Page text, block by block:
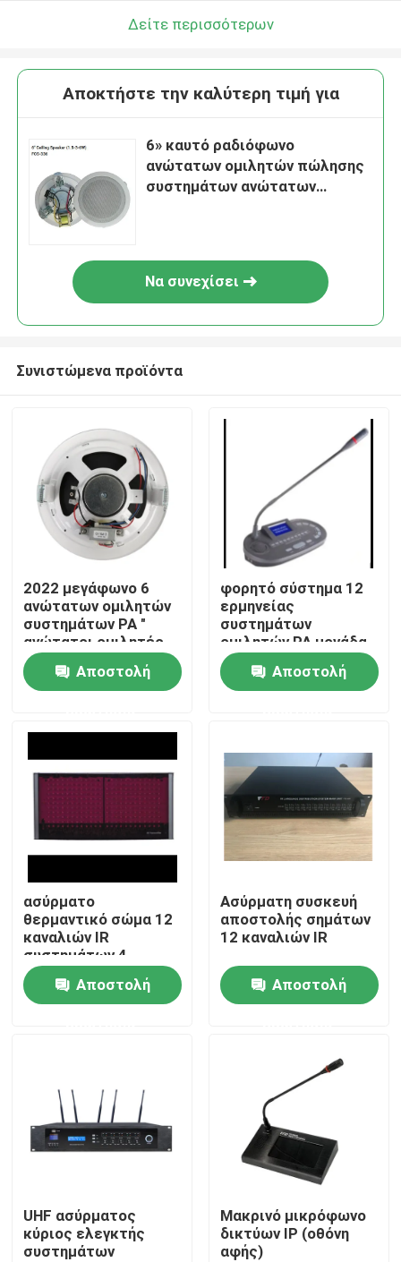
Προϊόντα
Βίντεο
Περίπου εμείς
Γύρος εργοστασίων
Ειδήσεις
Ενισχυτής συστημάτων PA
Δείτε περισσότερων
Αποκτήστε την καλύτερη τιμή για
6» καυτό ραδιόφωνο
ανώτατων ομιλητών πώλησης
συστημάτων ανώτατων
Να συνεχίσει
Συνιστώμενα προϊόντα
2022 μεγάφωνο 6
ανώτατων ομιλητών
συστημάτων PA "
ανώτατοι ομιλητές
1.5W-3W-6W
Αποστολή
φορητό σύστημα 12
ερμηνείας
συστημάτων
ομιλητών PA μονάδα
διερμηνέων καναλιών
Αποστολή
ασύρματο
θερμαντικό σώμα 12
καναλιών IR
συστημάτων 4
ομιλητών PA
Αποστολή
Ασύρματη συσκευή
αποστολής σημάτων
12 καναλιών IR
Αποστολή
UHF ασύρματος
κύριος ελεγκτής
συστημάτων
Μακρινό μικρόφωνο
δικτύων IP (οθόνη
αφής)